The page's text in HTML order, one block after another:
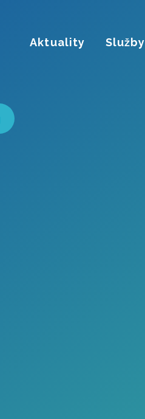
Aktuality Služby